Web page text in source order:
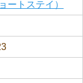
ートステイ）